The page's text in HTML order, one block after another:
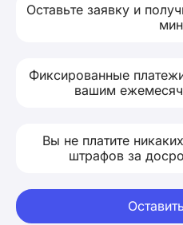
Оставьте заявку и
Фиксированные
вашим
Вы не платите
штрафов за